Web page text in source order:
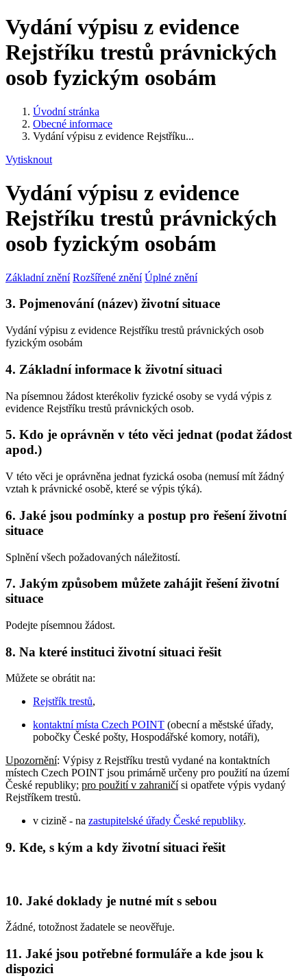
Vydání výpisu z evidence
Rejstříku trestů právnických
osob fyzickým osobám
Úvodní stránka
Obecné informace
Vydání výpisu z evidence Rejstříku...
Vytisknout
Vydání výpisu z evidence
Rejstříku trestů právnických
osob fyzickým osobám
Základní znění Rozšířené znění Úplné znění
3. Pojmenování (název) životní situace
Vydání výpisu z evidence Rejstříku trestů právnických osob
fyzickým osobám
4. Základní informace k životní situaci
Na písemnou žádost kterékoliv fyzické osoby se vydá výpis z
evidence Rejstříku trestů právnických osob.
5. Kdo je oprávněn v této věci jednat (podat žádost
apod.)
V této věci je oprávněna jednat fyzická osoba (nemusí mít žádný
vztah k právnické osobě, které se výpis týká).
6. Jaké jsou podmínky a postup pro řešení životní
situace
Splnění všech požadovaných náležitostí.
7. Jakým způsobem můžete zahájit řešení životní
situace
Podejte písemnou žádost.
8. Na které instituci životní situaci řešit
Můžete se obrátit na:
Rejstřík trestů,
kontaktní místa Czech POINT (obecní a městské úřady,
pobočky České pošty, Hospodářské komory, notáři),
Upozornění: Výpisy z Rejstříku trestů vydané na kontaktních
místech Czech POINT jsou primárně určeny pro použití na území
České republiky; pro použití v zahraničísi opatřete výpis vydaný
Rejstříkem trestů.
v cizině - na zastupitelské úřady České republiky.
9. Kde, s kým a kdy životní situaci řešit
10. Jaké doklady je nutné mít s sebou
Žádné, totožnost žadatele se neověřuje.
11. Jaké jsou potřebné formuláře a kde jsou k
dispozici